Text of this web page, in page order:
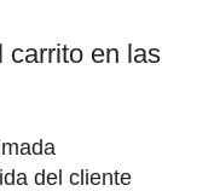
carrito en las
del cliente